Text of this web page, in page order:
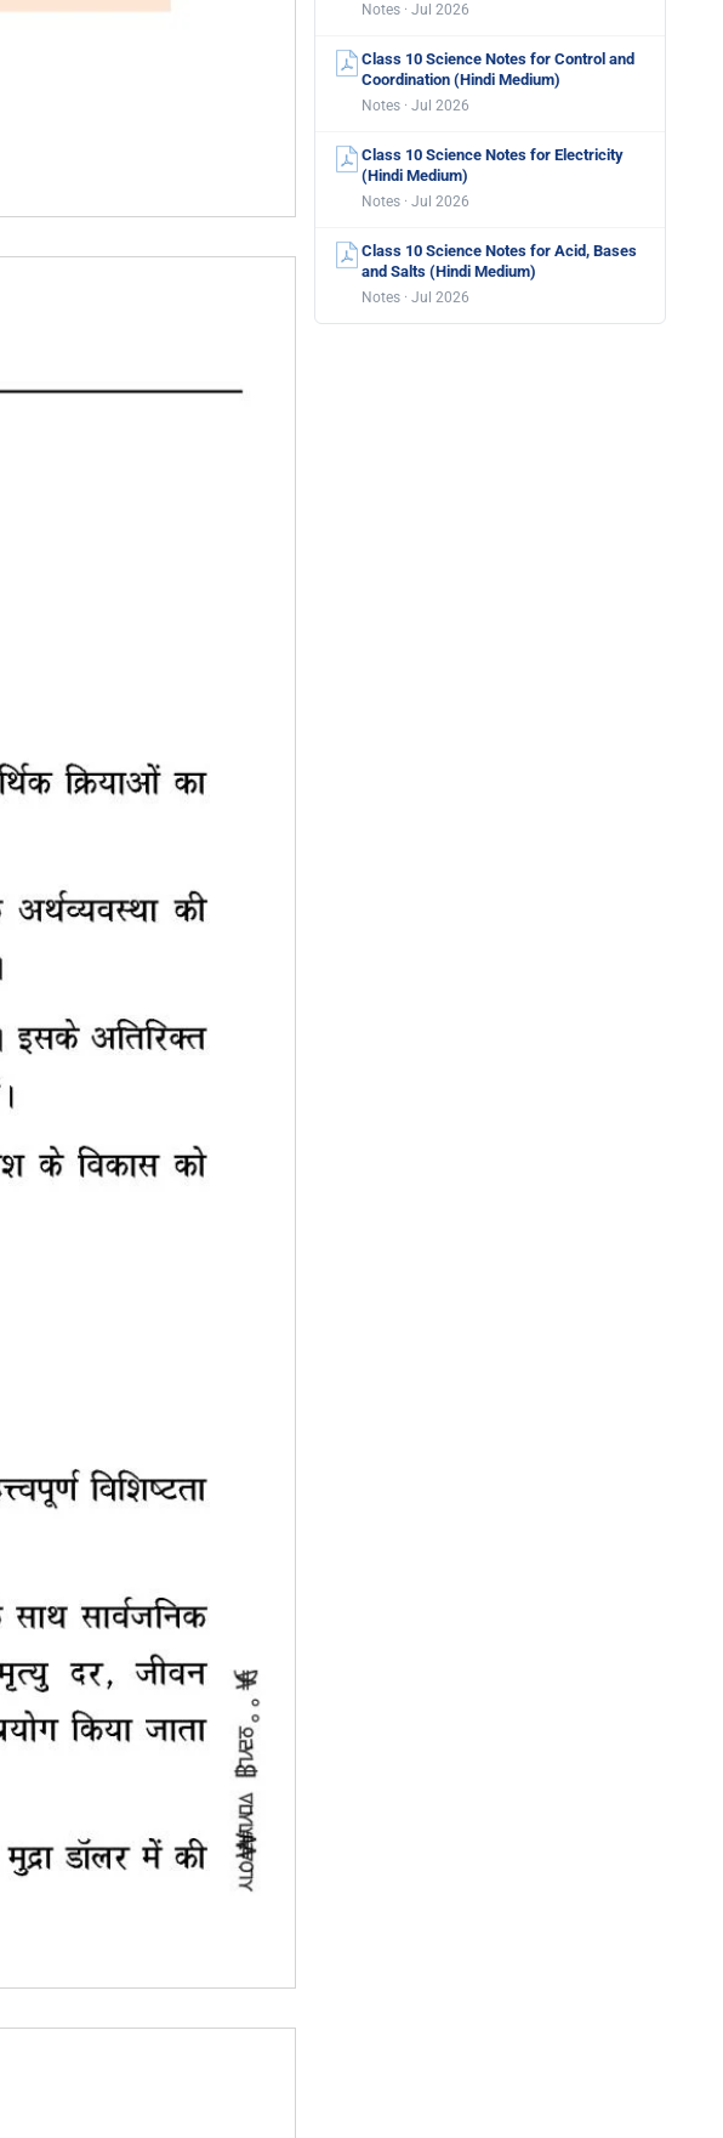
Notes · Jul 2026
Class 10 Science Notes for Control and
Coordination (Hindi Medium)
Notes · Jul 2026
Class 10 Science Notes for Electricity
(Hindi Medium)
Notes · Jul 2026
Class 10 Science Notes for Acid, Bases
and Salts (Hindi Medium)
Notes · Jul 2026